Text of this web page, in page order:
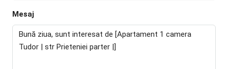
Mesaj